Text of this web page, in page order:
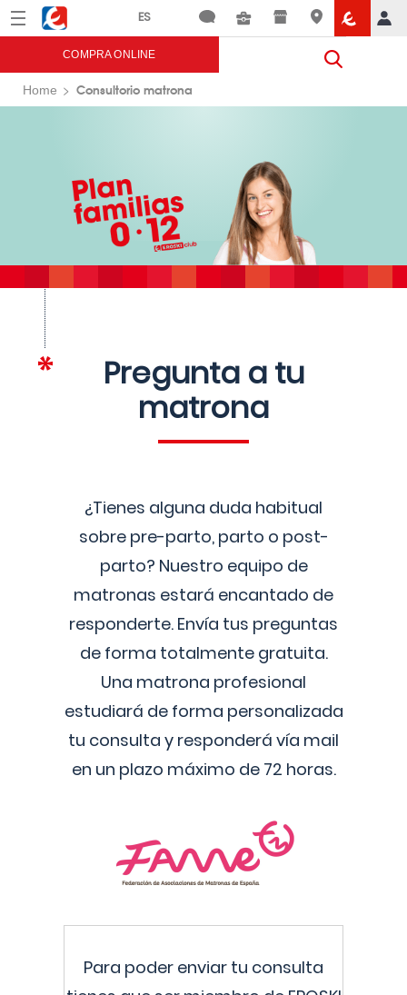
Menú Eroski
COMPRA ONLINE
Home Consultorio matrona
Pregunta a tu
matrona
¿Tienes alguna duda habitual
sobre pre-parto, parto o post-
parto? Nuestro equipo de
matronas estará encantado de
responderte. Envía tus preguntas
de forma totalmente gratuita.
Una matrona profesional
estudiará de forma personalizada
tu consulta y responderá vía mail
en un plazo máximo de 72 horas.
Para poder enviar tu consulta